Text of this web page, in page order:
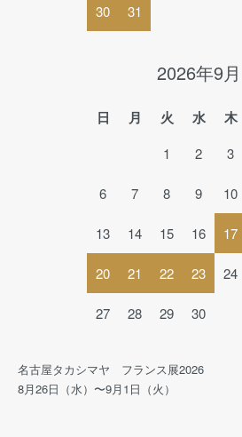
30 31
2026年9月
日 月 火 水 木
1 2 3
6 7 8 9 10
13 14 15 16 17
20 21 22 23 24
27 28 29 30
名古屋タカシマヤ フランス展2026
8月26日（水）〜9月1日（火）